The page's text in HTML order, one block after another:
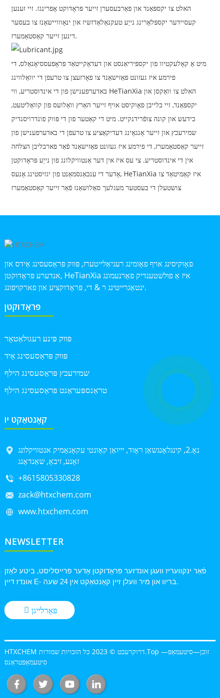
האלט צו יקספּאַנד און פאַרבעסערן זייער פּראָדוקט אָפרינגז. זיי זענען
קעסיידער יקספּלאָרינג נייַע טעקנאַלאַדזשיז און ינאָווויישאַנז צו בעסער
דינען זייער קאַסטאַמערז.
מיט אַ קאָלעקטיוו פון יקספּיריאַנסט און דעדאַקייטאַד פּראָפעססיאָנאַלס, די
פירמע איז געזונט פּאַזישאַנד צו פאָרזעצן צו טרעפן די יוואַלווינג
באדערפענישן פון די אינדוסטריע, ווי HeTianXia האלט צו וואַקסן און
יקספּאַנד, זיי בלייבן פאָוקיסט אויף זייער האַרץ וואַלועס פון קוואַליטעט,
כידעש און קונה צופֿרידנקייט. מיט די קאַטער פון די פּווק פונדרויסנדיק
שמירעכץ און זייער אָנגאָינג דעדיקאַציע צו טרעפן די באדערפענישן פון
זייער קאַסטאַמערז, די פירמע איז געזונט פּאַזישאַנד פֿאַר פארבליבן הצלחה
אין די אינדוסטריע. צי עס איז אין דער אַנטוויקלונג פון נייַע פּראָדוקטן
אָדער די ענכאַנסמאַנט פון יגזיסטינג אָנעס, HeTianXia איז קאַמיטאַד צו
צושטעלן די בעסטער מעגלעך סאַלושאַנז פֿאַר זייער קאַסטאַמערז
פאָוקיסינג אויף פאָומינג רעגיאַלייטערז, פּווק פּראַסעסינג אַידס און
אנדערע פּראָדוקטן, HeTianXia איז אַ פולשטענדיק פאַרנעמונג
ינטאַגרייטינג ר & די, פּראָדוקציע און פארקויפונג.
פּראָדוקטן
פּווק פּינע רעגולאַטאָר
פּווק פּראַסעסינג אַיד
שמירעכץ פּראַסעסינג הילף
טראַנספּעראַנט פּראַסעסינג הילף
קאָנטאַקט יו
נאָ.2, קינגלאָנגשאַן ראָוד, יייואַן קאָונטי עקאָנאָמיק אנטוויקלונג
זאָנע, זיבאָ, שאַנדאָנג
+8615805330828
zack@htxchem.com
www.htxchem.com
NEWSLETTER
פֿאַר ינקוועריז וועגן אונדזער פּראָדוקטן אָדער פּרייסליסט, ביטע לאָזן
אונדז דיין E- בריוו און מיר וועלן זיין קאָנטאַקט אין 24 שעה.
פאָרלייגן
HTXCHEM דרוקרעכט © 2023 כל הזכויות שמורות. Top זוכן—סיטעמאַפּ—
סיטעמאַפּטראַנס